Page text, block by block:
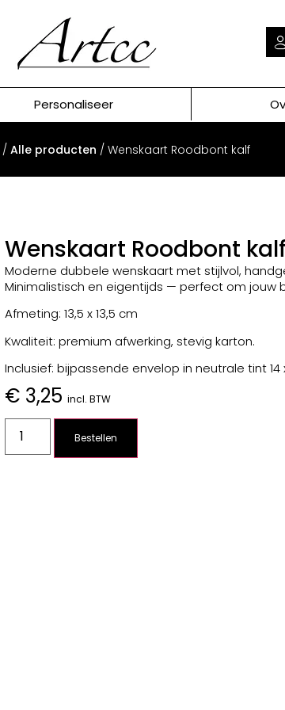
Personaliseer
/ Alle producten / Wenskaart Roodbont kalf
Wenskaart Roodbont
Moderne dubbele wenskaart met stijlvol,
Minimalistisch en eigentijds — perfect om
Afmeting: 13,5 x 13,5 cm
Kwaliteit: premium afwerking, stevig karton.
Inclusief: bijpassende envelop in neutrale tint 14
€ 3,25 incl. BTW
Bestellen